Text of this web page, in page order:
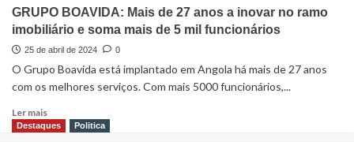
GRUPO BOAVIDA: Mais de 27 anos a inovar no ramo
imobiliário e soma mais de 5 mil funcionários
25 de abril de 2024 0
O Grupo Boavida está implantado em Angola há mais de 27 anos
com os melhores serviços. Com mais 5000 funcionários,...
Ler mais
Destaques Politica